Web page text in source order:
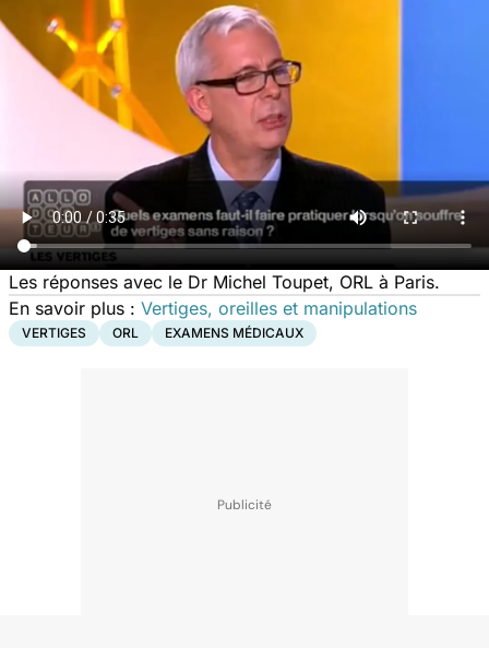
Les réponses avec le Dr Michel Toupet, ORL à Paris.
En savoir plus : Vertiges, oreilles et manipulations
VERTIGES ORL EXAMENS MÉDICAUX